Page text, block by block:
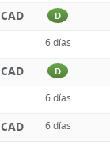
CAD D
6 días
CAD D
6 días
CAD 6 días